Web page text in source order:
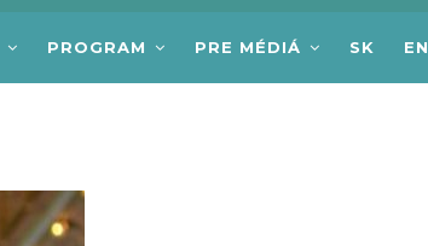
PROGRAM PRE MÉDIÁ SK EN